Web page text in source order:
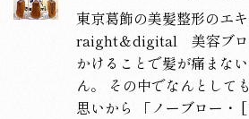
東京葛飾の美髪整形のエ
raight＆digital 美容ブロ
かけることで髪が痛まな
ん。 その中でなんとして
思いから 「ノーブロー